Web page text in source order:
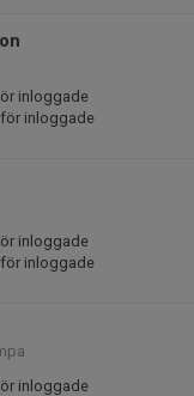
inloggade
inloggade
inloggade
inloggade
inloggade